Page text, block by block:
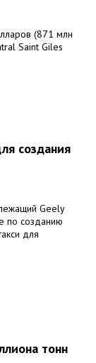
(871 млн
Saint Giles
создания
Geely
по созданию
для
тонн